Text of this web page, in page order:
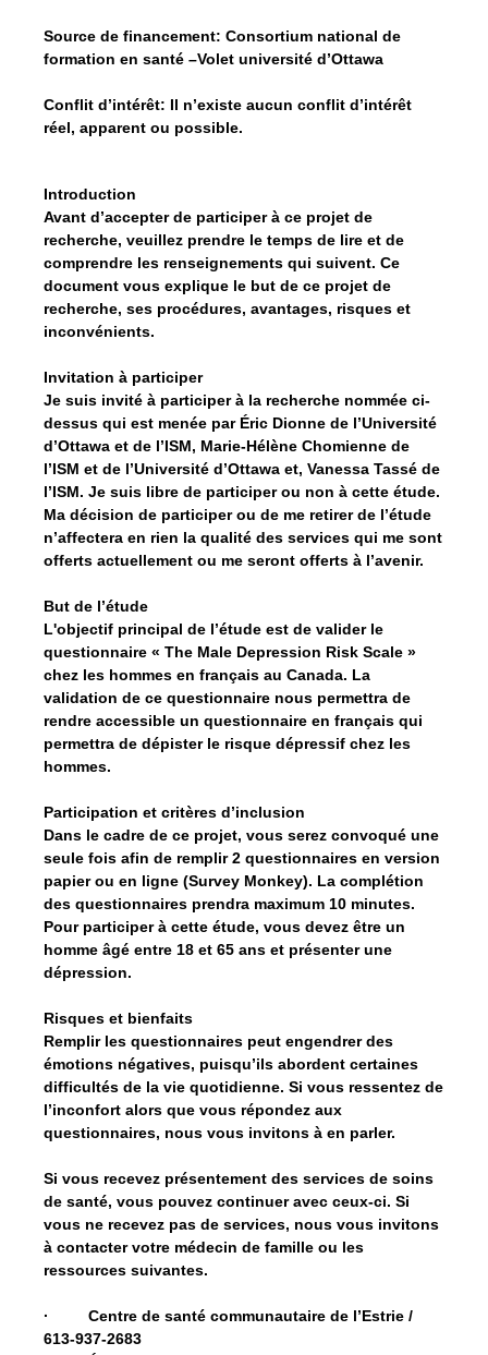
Source de financement: Consortium national de
formation en santé –Volet université d’Ottawa
Conflit d’intérêt: Il n’existe aucun conflit d’intérêt
réel, apparent ou possible.
Introduction
Avant d’accepter de participer à ce projet de
recherche, veuillez prendre le temps de lire et de
comprendre les renseignements qui suivent. Ce
document vous explique le but de ce projet de
recherche, ses procédures, avantages, risques et
inconvénients.
Invitation à participer
Je suis invité à participer à la recherche nommée ci-
dessus qui est menée par Éric Dionne de l’Université
d’Ottawa et de l’ISM, Marie-Hélène Chomienne de
l’ISM et de l’Université d’Ottawa et, Vanessa Tassé de
l’ISM. Je suis libre de participer ou non à cette étude.
Ma décision de participer ou de me retirer de l’étude
n’affectera en rien la qualité des services qui me sont
offerts actuellement ou me seront offerts à l’avenir.
But de l’étude
L'objectif principal de l’étude est de valider le
questionnaire « The Male Depression Risk Scale »
chez les hommes en français au Canada. La
validation de ce questionnaire nous permettra de
rendre accessible un questionnaire en français qui
permettra de dépister le risque dépressif chez les
hommes.
Participation et critères d’inclusion
Dans le cadre de ce projet, vous serez convoqué une
seule fois afin de remplir 2 questionnaires en version
papier ou en ligne (Survey Monkey). La complétion
des questionnaires prendra maximum 10 minutes.
Pour participer à cette étude, vous devez être un
homme âgé entre 18 et 65 ans et présenter une
dépression.
Risques et bienfaits
Remplir les questionnaires peut engendrer des
émotions négatives, puisqu’ils abordent certaines
difficultés de la vie quotidienne. Si vous ressentez de
l’inconfort alors que vous répondez aux
questionnaires, nous vous invitons à en parler.
Si vous recevez présentement des services de soins
de santé, vous pouvez continuer avec ceux-ci. Si
vous ne recevez pas de services, nous vous invitons
à contacter votre médecin de famille ou les
ressources suivantes.
· Centre de santé communautaire de l’Estrie /
613-937-2683